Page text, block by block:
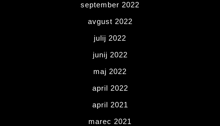
september 2022
avgust 2022
julij 2022
junij 2022
maj 2022
april 2022
april 2021
marec 2021